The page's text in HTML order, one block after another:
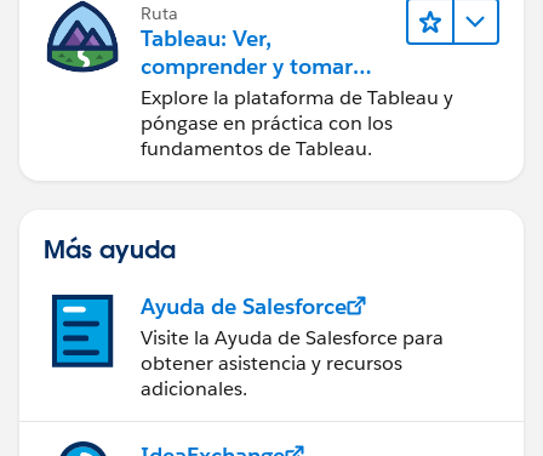
Ruta
Tableau: Ver,
comprender y tomar
medidas a partir de los
datos
Explore la plataforma de Tableau y
póngase en práctica con los
fundamentos de Tableau.
Más ayuda
Ayuda de Salesforce
Visite la Ayuda de Salesforce para
obtener asistencia y recursos
adicionales.